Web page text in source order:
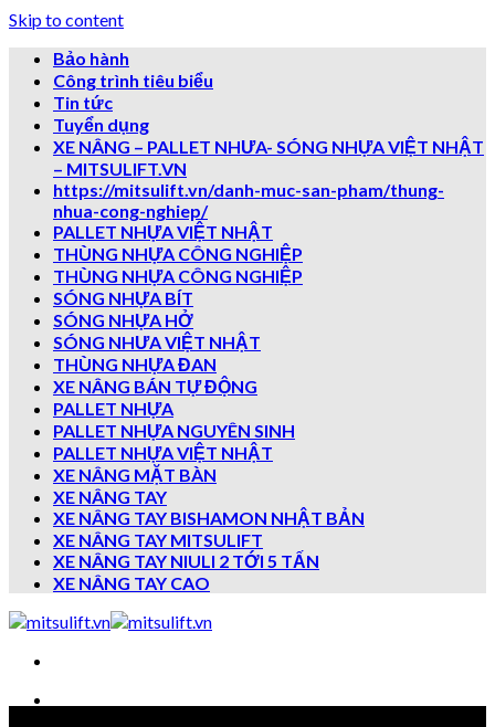
Skip to content
Bảo hành
Công trình tiêu biểu
Tin tức
Tuyển dụng
XE NÂNG – PALLET NHƯA- SÓNG NHỰA VIỆT NHẬT
– MITSULIFT.VN
https://mitsulift.vn/danh-muc-san-pham/thung-
nhua-cong-nghiep/
PALLET NHỰA VIỆT NHẬT
THÙNG NHỰA CÔNG NGHIỆP
THÙNG NHỰA CÔNG NGHIỆP
SÓNG NHỰA BÍT
SÓNG NHỰA HỞ
SÓNG NHƯA VIỆT NHẬT
THÙNG NHỰA ĐAN
XE NÂNG BÁN TỰ ĐỘNG
PALLET NHỰA
PALLET NHỰA NGUYÊN SINH
PALLET NHỰA VIỆT NHẬT
XE NÂNG MẶT BÀN
XE NÂNG TAY
XE NÂNG TAY BISHAMON NHẬT BẢN
XE NÂNG TAY MITSULIFT
XE NÂNG TAY NIULI 2 TỚI 5 TẤN
XE NÂNG TAY CAO